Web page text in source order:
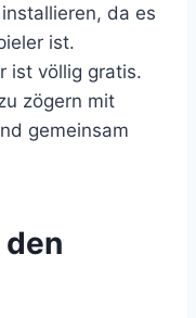
da es
ist.
ist völlig gratis.
zögern mit
gemeinsam